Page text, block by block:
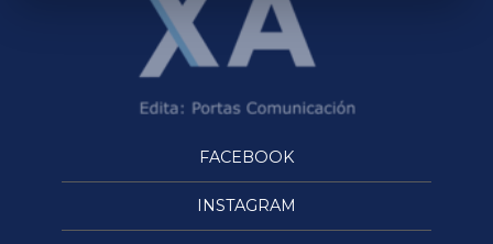
FACEBOOK
INSTAGRAM